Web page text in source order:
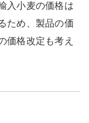
入小麦の価格は
ため、製品の価
価格改定も考え